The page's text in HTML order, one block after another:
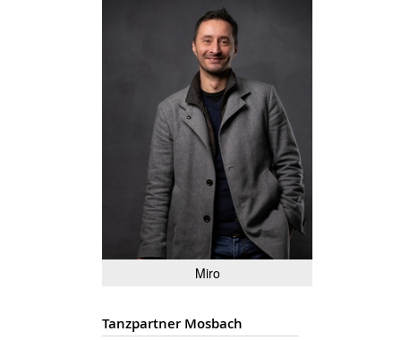
Miro
Tanzpartner Mosbach